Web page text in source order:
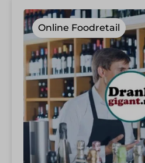
Online Foodretail